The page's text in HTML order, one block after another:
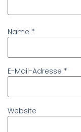
Name *
E-Mail-Adresse *
Website